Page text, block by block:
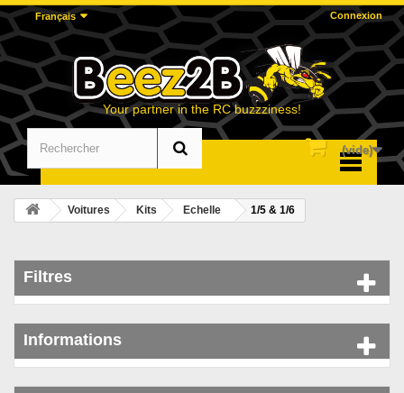
Connexion
Français
Your partner in the RC buzzziness!
(vide)
Voitures Kits Echelle 1/5 & 1/6
Filtres
Informations